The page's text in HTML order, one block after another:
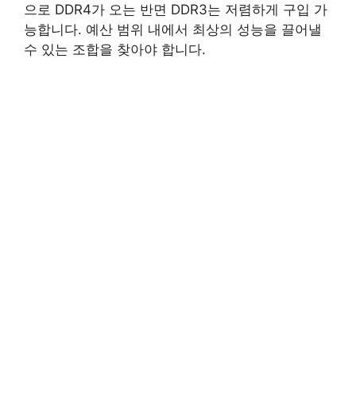
으로 DDR4가 오는 반면 DDR3는 저렴하게 구입 가
능합니다. 예산 범위 내에서 최상의 성능을 끌어낼
수 있는 조합을 찾아야 합니다.